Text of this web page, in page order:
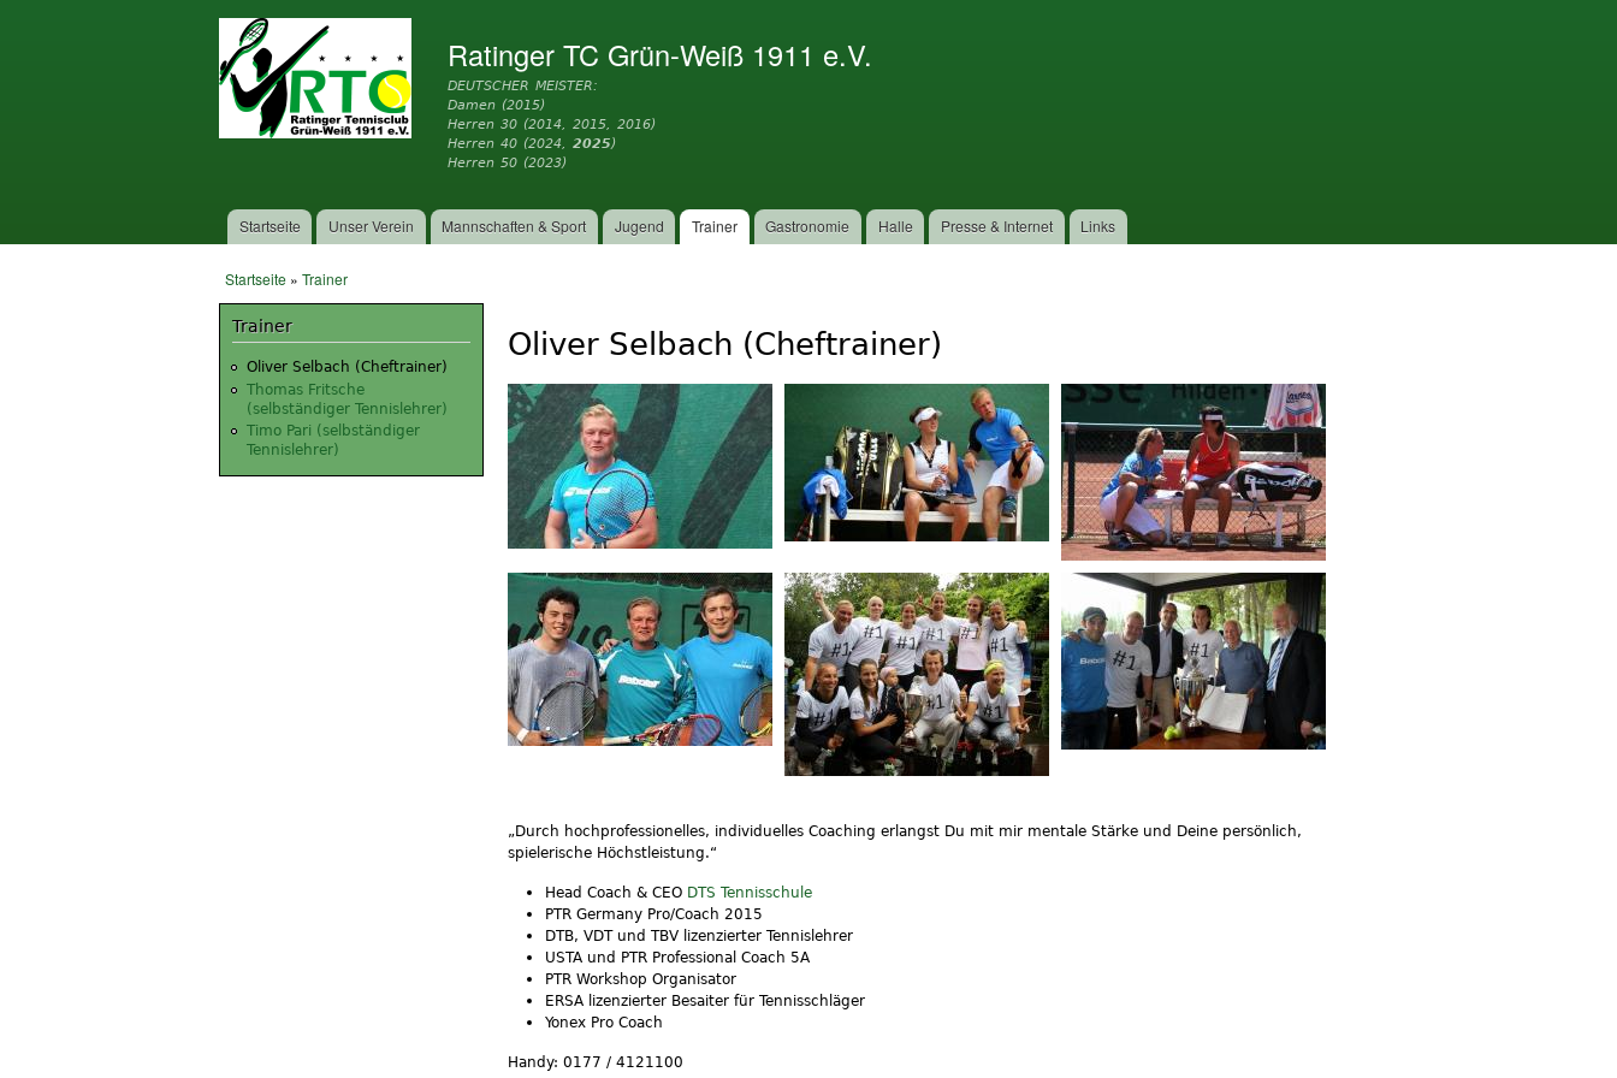
Inhalt
Ratinger TC Grün-Weiß 1911 e.V.
DEUTSCHER MEISTER:
Damen (2015)
Herren 30 (2014, 2015, 2016)
Herren 40 (2024,2025)
Herren 50 (2023)
Hauptmenü
Startseite Unser Verein Mannschaften & Sport Jugend Trainer Gastronomie Halle Presse & Internet Links
Sie sind hier
Startseite » Trainer
Trainer
Oliver Selbach (Cheftrainer)
Thomas Fritsche
(selbständiger Tennislehrer)
Timo Pari (selbständiger
Tennislehrer)
Oliver Selbach (Cheftrainer)
„Durch hochprofessionelles, individuelles Coaching erlangst Du mit mir mentale Stärke und Deine persönlich,
spielerische Höchstleistung.“
Head Coach & CEO DTS Tennisschule
PTR Germany Pro/Coach 2015
DTB, VDT und TBV lizenzierter Tennislehrer
USTA und PTR Professional Coach 5A
PTR Workshop Organisator
ERSA lizenzierter Besaiter für Tennisschläger
Yonex Pro Coach
Handy: 0177 / 4121100